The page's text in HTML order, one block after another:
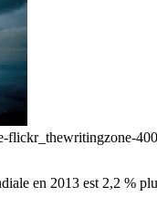
flickr_thewritingzone-
en 2013 est 2,2 %